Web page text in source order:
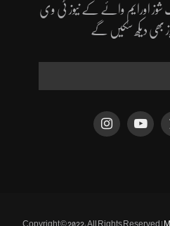
شوز اورایم وائے کے نیوز ٹی وی
بھی دیکھ سکیں گے
Copyright © 2022, All Rights Reserved |